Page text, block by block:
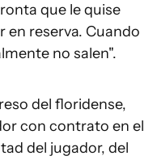
que le quise
en reserva. Cuando
no salen".
del floridense,
con contrato en el
del jugador, del